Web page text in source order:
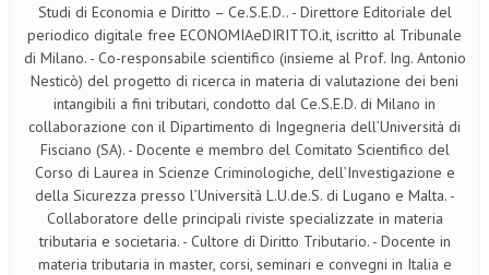
Studi di Economia e Diritto – Ce.S.E.D.. - Direttore Editoriale del
periodico digitale free ECONOMIAeDIRITTO.it, iscritto al Tribunale
di Milano. - Co-responsabile scientifico (insieme al Prof. Ing. Antonio
Nesticò) del progetto di ricerca in materia di valutazione dei beni
intangibili a fini tributari, condotto dal Ce.S.E.D. di Milano in
collaborazione con il Dipartimento di Ingegneria dell’Università di
Fisciano (SA). - Docente e membro del Comitato Scientifico del
Corso di Laurea in Scienze Criminologiche, dell’Investigazione e
della Sicurezza presso l’Università L.U.de.S. di Lugano e Malta. -
Collaboratore delle principali riviste specializzate in materia
tributaria e societaria. - Cultore di Diritto Tributario. - Docente in
materia tributaria in master, corsi, seminari e convegni in Italia e